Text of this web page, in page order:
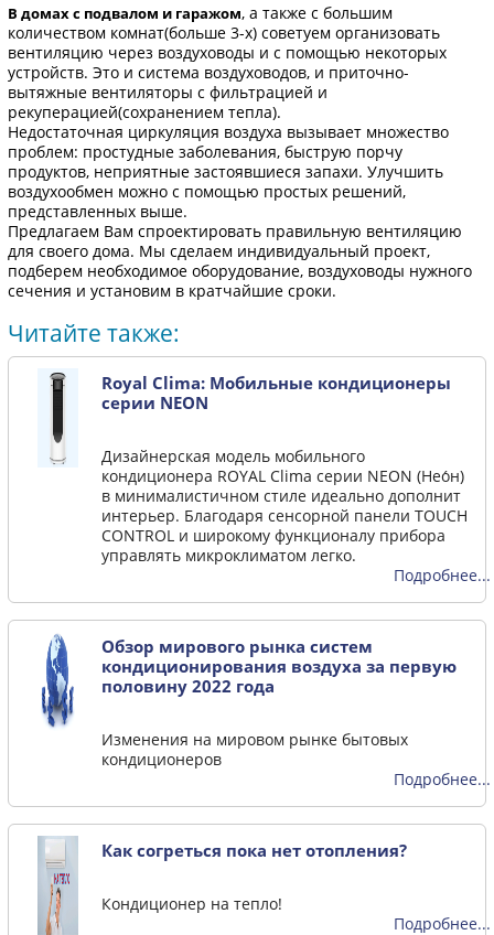
В домах с подвалом и гаражом, а также с большим
количеством комнат(больше 3-х) советуем организовать
вентиляцию через воздуховоды и с помощью некоторых
устройств. Это и система воздуховодов, и приточно-
вытяжные вентиляторы с фильтрацией и
рекуперацией(сохранением тепла).
Недостаточная циркуляция воздуха вызывает множество
проблем: простудные заболевания, быструю порчу
продуктов, неприятные застоявшиеся запахи. Улучшить
воздухообмен можно с помощью простых решений,
представленных выше.
Предлагаем Вам спроектировать правильную вентиляцию
для своего дома. Мы сделаем индивидуальный проект,
подберем необходимое оборудование, воздуховоды нужного
сечения и установим в кратчайшие сроки.
Читайте также:
Royal Clima: Мобильные кондиционеры
серии NEON
Дизайнерская модель мобильного
кондиционера ROYAL Clima серии NEON (Нео́н)
в минималистичном стиле идеально дополнит
интерьер. Благодаря сенсорной панели TOUCH
CONTROL и широкому функционалу прибора
управлять микроклиматом легко.
Подробнее...
Обзор мирового рынка систем
кондиционирования воздуха за первую
половину 2022 года
Изменения на мировом рынке бытовых
кондиционеров
Подробнее...
Как согреться пока нет отопления?
Кондиционер на тепло!
Подробнее...